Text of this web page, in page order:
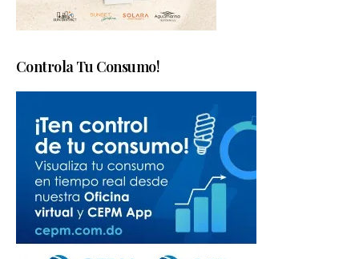
Controla Tu Consumo!